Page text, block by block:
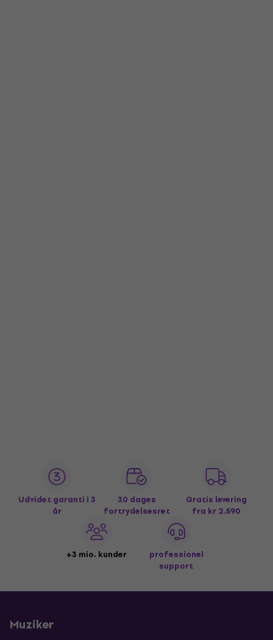
Udvidet garanti i 3
år
30 dages
fortrydelsesret
Gratis levering
fra kr 2.590
+3 mio. kunder
professionel
support
Muziker